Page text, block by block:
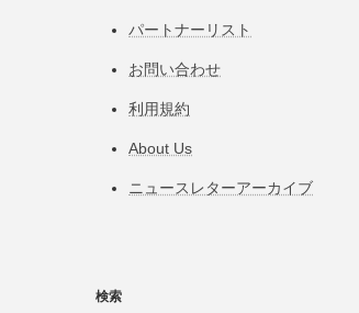
パートナーリスト
お問い合わせ
利用規約
About Us
ニュースレターアーカイブ
検索